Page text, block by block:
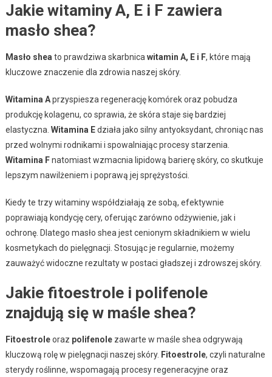
Jakie witaminy A, E i F zawiera
masło shea?
Masło shea to prawdziwa skarbnica witamin A, E i F, które mają
kluczowe znaczenie dla zdrowia naszej skóry.
Witamina Aprzyspiesza regenerację komórek oraz pobudza
produkcję kolagenu, co sprawia, że skóra staje się bardziej
elastyczna. Witamina Edziała jako silny antyoksydant, chroniąc nas
przed wolnymi rodnikami i spowalniając procesy starzenia.
Witamina Fnatomiast wzmacnia lipidową barierę skóry, co skutkuje
lepszym nawilżeniem i poprawą jej sprężystości.
Kiedy te trzy witaminy współdziałają ze sobą, efektywnie
poprawiają kondycję cery, oferując zarówno odżywienie, jak i
ochronę. Dlatego masło shea jest cenionym składnikiem w wielu
kosmetykach do pielęgnacji. Stosując je regularnie, możemy
zauważyć widoczne rezultaty w postaci gładszej i zdrowszej skóry.
Jakie fitoestrole i polifenole
znajdują się w maśle shea?
Fitoestroleoraz polifenolezawarte w maśle shea odgrywają
kluczową rolę w pielęgnacji naszej skóry. Fitoestrole, czyli naturalne
sterydy roślinne, wspomagają procesy regeneracyjne oraz